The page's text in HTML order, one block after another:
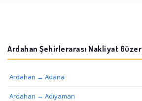
Ardahan Şehirlerarası Nakliyat
Ardahan → Adana
Ardahan → Adıyaman